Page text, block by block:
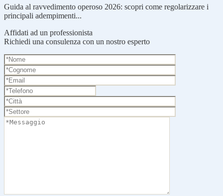
Guida al ravvedimento operoso 2026: scopri come regolarizzare i
principali adempimenti...
Affidati ad un professionista
Richiedi una consulenza con un nostro esperto